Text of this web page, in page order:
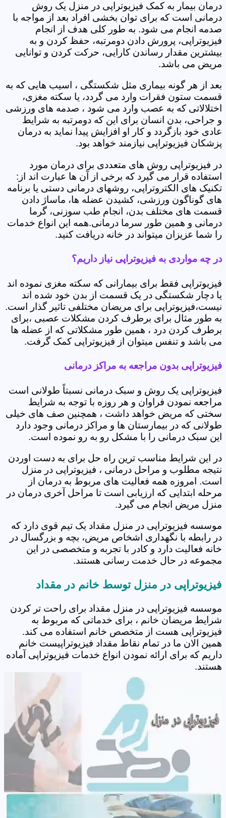
درمان بیمار به کمک فیزیوتراپی در منزل یک روش
درمانی است که برای توان بخشی افراد بعد از مواجه با
صدمه انجام می شود. به طور کلی هدف از انجام
فیزیوتراپی، پرورش دادن دومرتبه، حفظ کردن و به
بیشترین مقدار رساندن کارایی، حرکت کردن و توانایی
مریض می باشد.
بعد از هر گونه بیماری مثل شکستگی ، اسیب هایی که به
قسمت ستون فقرات وارد می گردد، یا سکته مغزی،
اختلالاتی که به عصب وارد می شود ، صدمه های ورزشی
و جراحی، بدن انسان برای این که دومرتبه به شرایط
عادی خود بازگردد و کار او افزایش پیدا نماید به درمان
پزشکان فیزیوتراپی نیازمند خواهد بود.
در فیزیوتراپی روش های متعددی برای درمان مورد
استفاده قرار می گیرد که برخی از آن ها عبارت اند از:
تکنیک های الکتروتراپی، روشهای درمانی دستی یا برنامه
های گوناگون ورزشی، کشیدن عضله ها، ماساژ دادن
قسمت های مختلف بدن، انجام طب سوزنی، گرما
درمانی و همین طور سرما درمانی.همه این انواع خدمات
را شما عزیزان میتواند در خانه دریافت کنید.
در چه مواردی به فیزیوتراپی نیاز داریم؟
فیزیوتراپی فقط برای بیمارانی که سکته مغزی نموده اند
یا دچار شکستگی در یک قسمت از بدن خود شده اند
نیست،فیزیوتراپی برای مریضان مختلفی تاثیر گذار است.
به طور مثال برای برطرف کردن مشکلات عصبی ،برای
برطرف کردن درد ، همین طور مشکلاتی که از عضله ها
می باشد و تنفس میتوان از فیزیوتراپی کمک گرفت.
فیزیوتراپی بدون مراجعه به مراکز درمانی
فیزیوتراپی یک روش و سبک درمانی نسبتاً طولانی است
مراجعه نمودن فراوان و هر روزه با توجه به شرایط
سختی که مریض خواهد داشت ، همچنین صف های خیلی
طولانی که در بیمارستان ها و مراکز درمانی وجود دارد
این سبک درمانی را با مشکل رو به رو نموده است.
در این شرایط مناسب ترین راه حل برای به دست اوردن
نتیجه مطلوب و مراحل درمانی ، فیزیوتراپی در منزل
است. امروزه همه فعالیت های مربوط به درمان از
مرحله ابتدایی که ارزیابی است تا مراحل آخری درمان در
منزل مریض انجام می گیرد.
موسسه فیزیوتراپی در منزل مقداد یک تیم قوی دارد که
در رابطه با نگهداری اشخاص مریض، بچه و بزرگسال در
خانه فعالیت دارد و کادر با تجربه و متخصصی در این
مجموعه در حال خدمت رسانی هستند.
فیزیوتراپی در منزل توسط خانم در مقداد
موسسه فیزیوتراپی در منزل مقداد برای راحت تر کردن
شرایط مریضان خانم ، برای خدماتی که مربوط به
فیزیوتراپی هست از متخصص خانم استفاده می کند.
همین الان ما در تمام نقاط مقداد فیزیوتراپیست خانم
داریم که برای ارائه نمودن انواع خدمات فیزیوتراپی آماده
هستند.